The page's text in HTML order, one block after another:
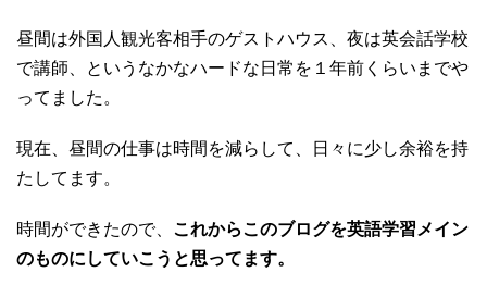
昼間は外国人観光客相手のゲストハウス、夜は英会話学校
で講師、というなかなハードな日常を１年前くらいまでや
ってました。
現在、昼間の仕事は時間を減らして、日々に少し余裕を持
たしてます。
時間ができたので、 これからこのブログを英語学習メイン
のものにしていこうと思ってます。